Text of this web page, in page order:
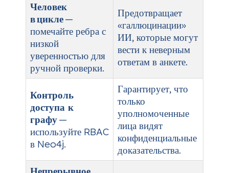
Человек
в цикле—
помечайте ребра с
низкой
уверенностью для
ручной проверки.
Предотвращает
«галлюцинации»
ИИ, которые могут
вести к неверным
ответам в анкете.
Контроль
доступа к
графу—
используйте RBAC
в Neo4j.
Гарантирует, что
только
уполномоченные
лица видят
конфиденциальные
доказательства.